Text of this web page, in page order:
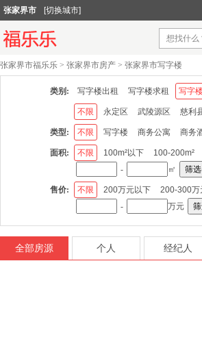
张家界市 [切换城市]
张家界市福乐乐 > 张家界市房产 > 张家界市写字楼
类别: 写字楼出租 写字楼求租 写字
不限 永定区 武陵源区 慈利
类型: 不限 写字楼 商务公寓 商务
面积: 不限 100m²以下 100-200m²
-
㎡ 筛选
售价: 不限 200万元以下 200-300万
-
万元
全部房源 个人 经纪人